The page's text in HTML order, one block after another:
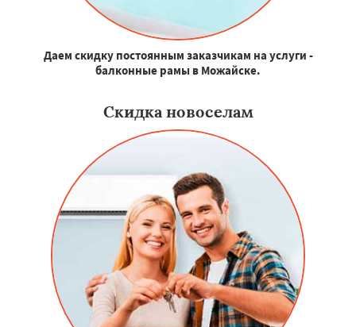
Даем скидку постоянным заказчикам на услуги -
балконные рамы в Можайске.
Скидка новоселам